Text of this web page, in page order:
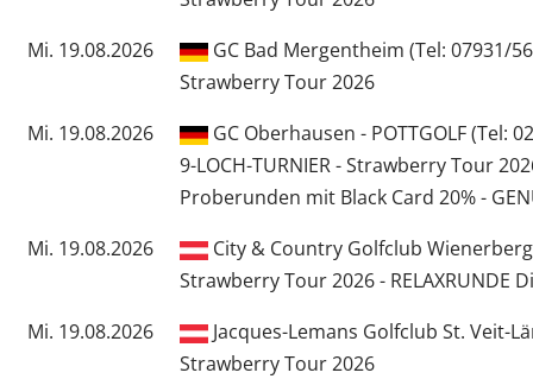
Mi. 19.08.2026
GC Bad Mergentheim (Tel: 07931/
Strawberry Tour 2026
Mi. 19.08.2026
GC Oberhausen - POTTGOLF (Tel:
9-LOCH-TURNIER - Strawberry Tour
Proberunden mit Black Card 20% -
Mi. 19.08.2026
City & Country Golfclub
Strawberry Tour 2026 - RELAXRUNDE
Mi. 19.08.2026
Jacques-Lemans Golfclub St. Veit-
Strawberry Tour 2026